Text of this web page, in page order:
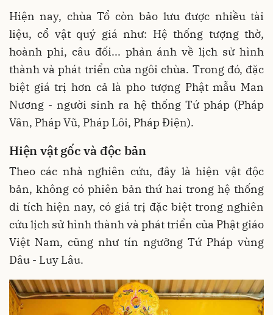
Hiện nay, chùa Tổ còn bảo lưu được nhiều tài
liệu, cổ vật quý giá như: Hệ thống tượng thờ,
hoành phi, câu đối... phản ánh về lịch sử hình
thành và phát triển của ngôi chùa. Trong đó, đặc
biệt giá trị hơn cả là pho tượng Phật mẫu Man
Nương - người sinh ra hệ thống Tứ pháp (Pháp
Vân, Pháp Vũ, Pháp Lôi, Pháp Điện).
Hiện vật gốc và độc bản
Theo các nhà nghiên cứu, đây là hiện vật độc
bản, không có phiên bản thứ hai trong hệ thống
di tích hiện nay, có giá trị đặc biệt trong nghiên
cứu lịch sử hình thành và phát triển của Phật giáo
Việt Nam, cũng như tín ngưỡng Tứ Pháp vùng
Dâu - Luy Lâu.